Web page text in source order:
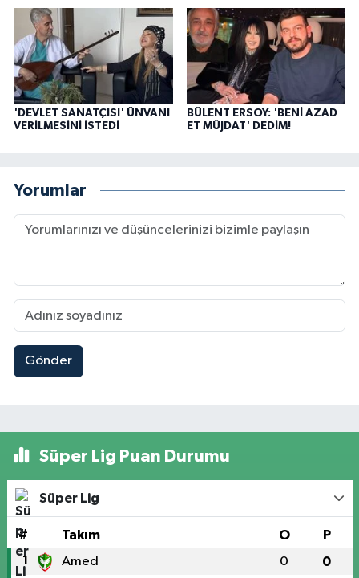
'DEVLET SANATÇISI' ÜNVANI
VERİLMESİNİ İSTEDİ
BÜLENT ERSOY: 'BENİ AZAD
ET MÜJDAT' DEDİM!
Yorumlar
Gönder
Süper Lig Puan Durumu
Süper Lig
# Takım O P
1 Amed 0 0